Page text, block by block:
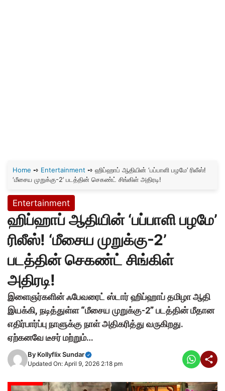
Home ➺ Entertainment ➺ ஹிப்ஹாப் ஆதியின் ‘பப்பாளி பழமே’ ரிலீஸ்!
‘மீசைய முறுக்கு-2’ படத்தின் செகண்ட் சிங்கிள் அதிரடி!
Entertainment
ஹிப்ஹாப் ஆதியின் ‘பப்பாளி பழமே’
ரிலீஸ்! ‘மீசைய முறுக்கு-2’
படத்தின் செகண்ட் சிங்கிள்
அதிரடி!
இளைஞர்களின் ஃபேவரைட் ஸ்டார் ஹிப்ஹாப் தமிழா ஆதி
இயக்கி, நடித்துள்ள “மீசைய முறுக்கு-2” படத்தின் மீதான
எதிர்பார்ப்பு நாளுக்கு நாள் அதிகரித்து வருகிறது.
ஏற்கனவே டீசர் மற்றும்…
By Kollyflix Sundar
Updated On: April 9, 2026 2:18 pm